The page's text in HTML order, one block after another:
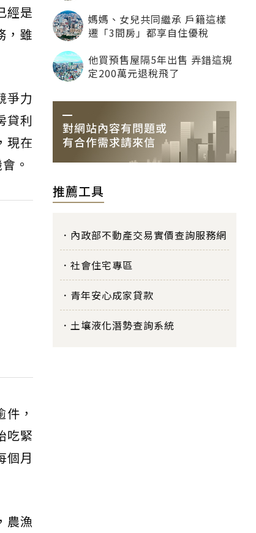
經是
，雖
爭力
貸利
現在
。
，
吃緊
個月
農漁
媽媽、女兒共同繼承 戶籍這樣
遷「3間房」都享自住優稅
他買預售屋隔5年出售 弄錯這規
定200萬元退稅飛了
推薦工具
內政部不動產交易實價查詢服務網
社會住宅專區
青年安心成家貸款
土壤液化潛勢查詢系統